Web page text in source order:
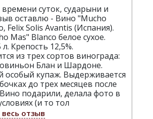
суток, сударыни и
оставлю - Вино "Mucho
Felix Solis Avantis (Испания).
Mas" Blanco белое сухое.
Крепость 12,5%.
из трех сортов винограда:
Блан и Шардоне.
особый купаж. Выдерживается
до трех месяцев после
подарили, делала фото в
(и то тол
отзыв